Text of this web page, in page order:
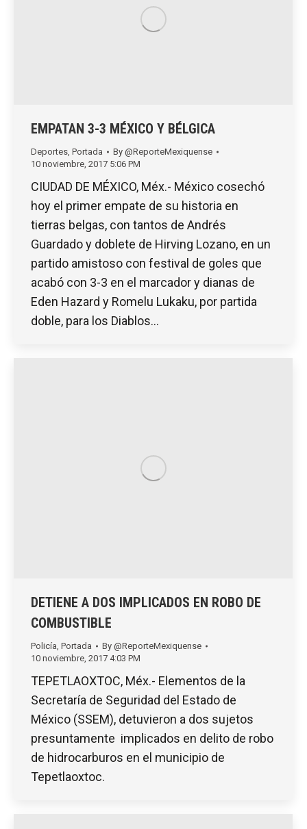
EMPATAN 3-3 MÉXICO Y BÉLGICA
Deportes, Portada By @ReporteMexiquense
10 noviembre, 2017 5:06 PM
CIUDAD DE MÉXICO, Méx.- México cosechó
hoy el primer empate de su historia en
tierras belgas, con tantos de Andrés
Guardado y doblete de Hirving Lozano, en un
partido amistoso con festival de goles que
acabó con 3-3 en el marcador y dianas de
Eden Hazard y Romelu Lukaku, por partida
doble, para los Diablos…
DETIENE A DOS IMPLICADOS EN ROBO DE
COMBUSTIBLE
Policía, Portada By @ReporteMexiquense
10 noviembre, 2017 4:03 PM
TEPETLAOXTOC, Méx.- Elementos de la
Secretaría de Seguridad del Estado de
México (SSEM), detuvieron a dos sujetos
presuntamente implicados en delito de robo
de hidrocarburos en el municipio de
Tepetlaoxtoc.